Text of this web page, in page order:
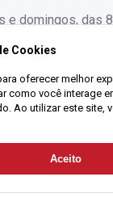
Solicitar Contato
1080 -
549,
- SC
e domingos, das
Imóveis CRECI
CNPJ:18.091.083/
Cookies
oferecer melhor
como você interage
Ao utilizar este site,
Aceito